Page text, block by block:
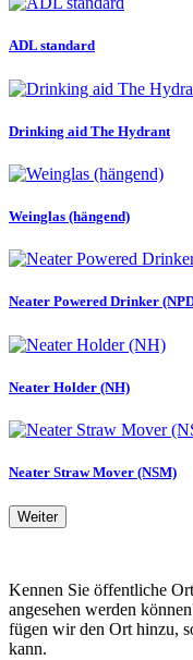
ADL standard
Drinking aid The Hydrant
Weinglas (hängend)
Neater Powered Drinker
Neater Holder (NH)
Neater Straw Mover (NSM)
Weiter
Kennen Sie öffentliche
angesehen werden
fügen wir den Ort hinzu,
kann.